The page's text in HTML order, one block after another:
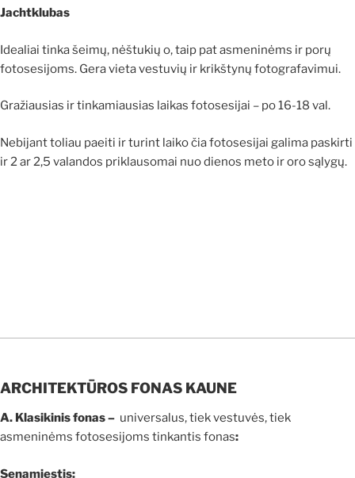
Jachtklubas
Idealiai tinka šeimų, nėštukių o, taip pat asmeninėms ir porų
fotosesijoms. Gera vieta vestuvių ir krikštynų fotografavimui.
Gražiausias ir tinkamiausias laikas fotosesijai – po 16-18 val.
Nebijant toliau paeiti ir turint laiko čia fotosesijai galima paskirti
ir 2 ar 2,5 valandos priklausomai nuo dienos meto ir oro sąlygų.
ARCHITEKTŪROS FONAS KAUNE
A. Klasikinis fonas – universalus, tiek vestuvės, tiek
asmeninėms fotosesijoms tinkantis fonas:
Senamiestis: